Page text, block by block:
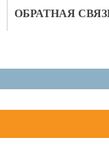
ОБРАТНАЯ